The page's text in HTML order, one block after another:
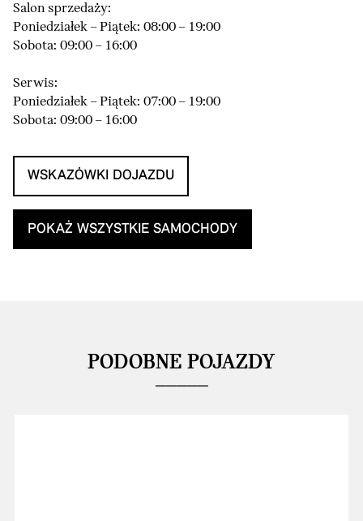
Salon sprzedaży:
Poniedziałek – Piątek: 08:00 – 19:00
Sobota: 09:00 – 16:00
Serwis:
Poniedziałek – Piątek: 07:00 – 19:00
Sobota: 09:00 – 16:00
WSKAZÓWKI DOJAZDU
POKAŻ WSZYSTKIE SAMOCHODY
PODOBNE POJAZDY